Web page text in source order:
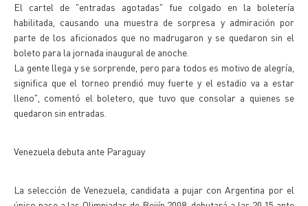
El cartel de "entradas agotadas" fue colgado en la boletería
habilitada, causando una muestra de sorpresa y admiración por
parte de los aficionados que no madrugaron y se quedaron sin el
boleto para la jornada inaugural de anoche.
La gente llega y se sorprende, pero para todos es motivo de alegría,
significa que el torneo prendió muy fuerte y el estadio va a estar
lleno", comentó el boletero, que tuvo que consolar a quienes se
quedaron sin entradas.
Venezuela debuta ante Paraguay
La selección de Venezuela, candidata a pujar con Argentina por el